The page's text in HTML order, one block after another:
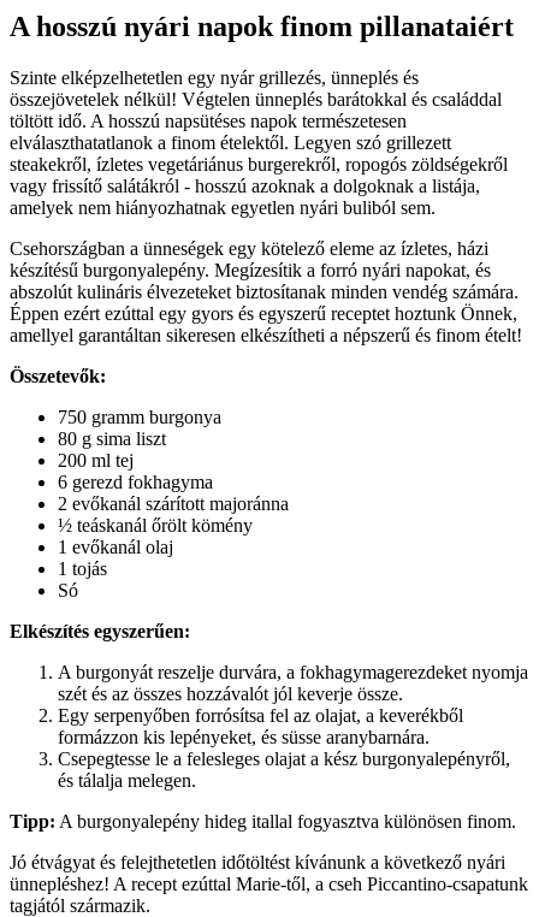
A hosszú nyári napok finom pillanataiért
Szinte elképzelhetetlen egy nyár grillezés, ünneplés és
összejövetelek nélkül! Végtelen ünneplés barátokkal és családdal
töltött idő. A hosszú napsütéses napok természetesen
elválaszthatatlanok a finom ételektől. Legyen szó grillezett
steakekről, ízletes vegetáriánus burgerekről, ropogós zöldségekről
vagy frissítő salátákról - hosszú azoknak a dolgoknak a listája,
amelyek nem hiányozhatnak egyetlen nyári buliból sem.
Csehországban a ünneségek egy kötelező eleme az ízletes, házi
készítésű burgonyalepény. Megízesítik a forró nyári napokat, és
abszolút kulináris élvezeteket biztosítanak minden vendég számára.
Éppen ezért ezúttal egy gyors és egyszerű receptet hoztunk Önnek,
amellyel garantáltan sikeresen elkészítheti a népszerű és finom ételt!
Összetevők:
750 gramm burgonya
80 g sima liszt
200 ml tej
6 gerezd fokhagyma
2 evőkanál szárított majoránna
½ teáskanál őrölt kömény
1 evőkanál olaj
1 tojás
Só
Elkészítés egyszerűen:
A burgonyát reszelje durvára, a fokhagymagerezdeket nyomja
szét és az összes hozzávalót jól keverje össze.
Egy serpenyőben forrósítsa fel az olajat, a keverékből
formázzon kis lepényeket, és süsse aranybarnára.
Csepegtesse le a felesleges olajat a kész burgonyalepényről,
és tálalja melegen.
Tipp: A burgonyalepény hideg itallal fogyasztva különösen finom.
Jó étvágyat és felejthetetlen időtöltést kívánunk a következő nyári
ünnepléshez! A recept ezúttal Marie-től, a cseh Piccantino-csapatunk
tagjától származik.